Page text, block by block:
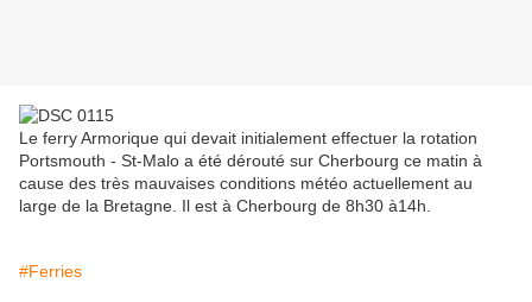
Le ferry Armorique qui devait initialement effectuer la rotation
Portsmouth - St-Malo a été dérouté sur Cherbourg ce matin à
cause des très mauvaises conditions météo actuellement au
large de la Bretagne. Il est à Cherbourg de 8h30 à14h.
#Ferries